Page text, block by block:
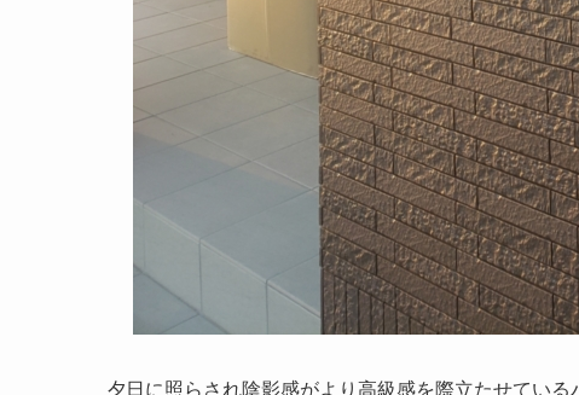
夕日に照らされ陰影感がより高級感を際立たせてい